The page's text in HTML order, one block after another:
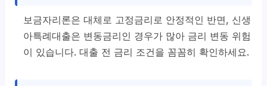
보금자리론은 대체로 고정금리로 안정적인 반면, 신생
아특례대출은 변동금리인 경우가 많아 금리 변동 위험
이 있습니다. 대출 전 금리 조건을 꼼꼼히 확인하세요.